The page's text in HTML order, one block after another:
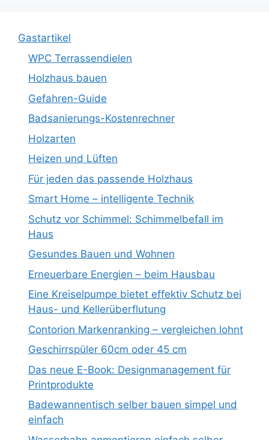
Gastartikel
WPC Terrassendielen
Holzhaus bauen
Gefahren-Guide
Badsanierungs-Kostenrechner
Holzarten
Heizen und Lüften
Für jeden das passende Holzhaus
Smart Home – intelligente Technik
Schutz vor Schimmel: Schimmelbefall im
Haus
Gesundes Bauen und Wohnen
Erneuerbare Energien – beim Hausbau
Eine Kreiselpumpe bietet effektiv Schutz bei
Haus- und Kellerüberflutung
Contorion Markenranking – vergleichen lohnt
Geschirrspüler 60cm oder 45 cm
Das neue E-Book: Designmanagement für
Printprodukte
Badewannentisch selber bauen simpel und
einfach